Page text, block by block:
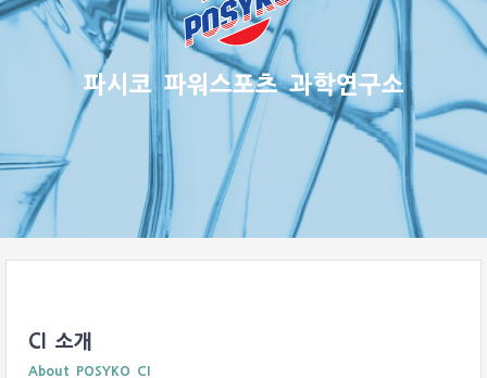
파시코 파워스포츠 과학연구소
CI 소개
About POSYKO CI